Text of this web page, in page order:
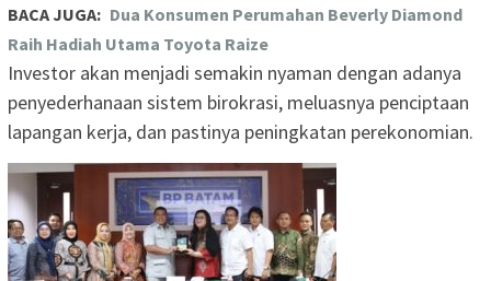
BACA JUGA: Dua Konsumen Perumahan Beverly Diamond
Raih Hadiah Utama Toyota Raize
Investor akan menjadi semakin nyaman dengan adanya
penyederhanaan sistem birokrasi, meluasnya penciptaan
lapangan kerja, dan pastinya peningkatan perekonomian.